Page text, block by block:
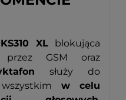
KS310 XL blokująca
GSM oraz
służy do
w celu